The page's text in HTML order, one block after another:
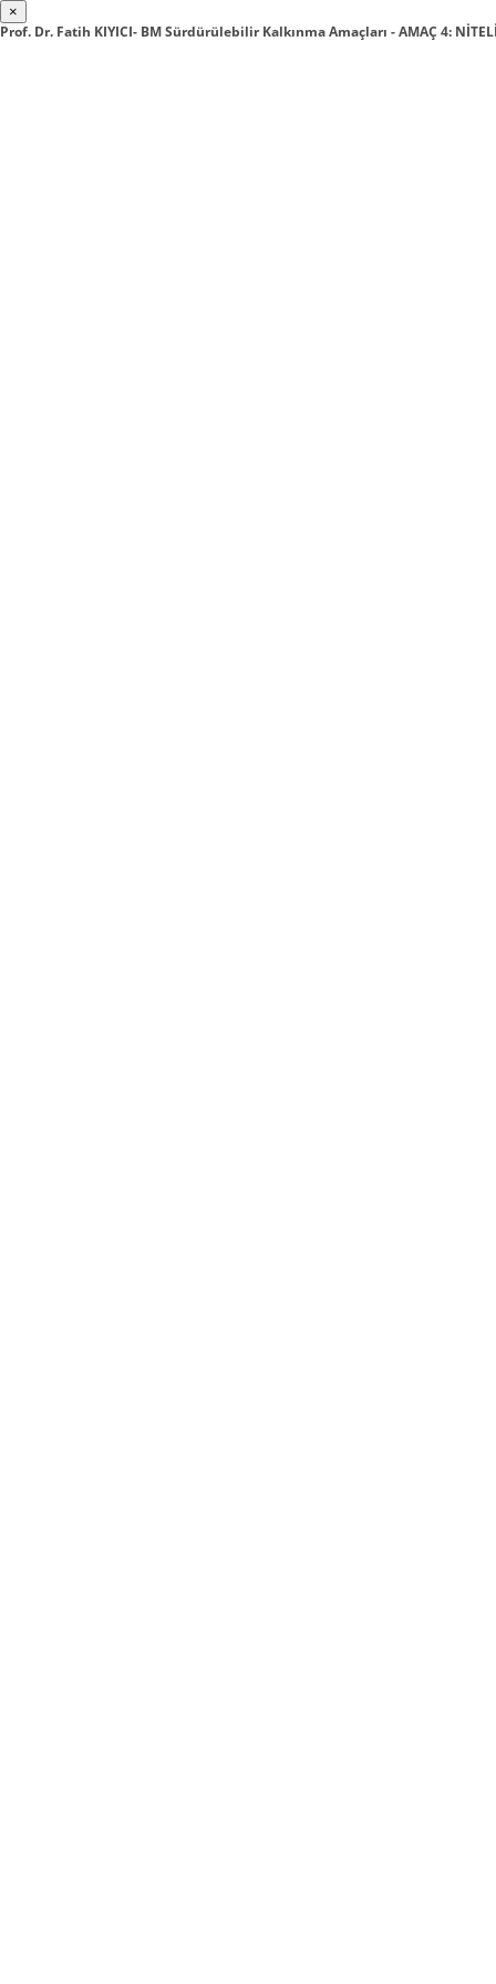
×
Prof. Dr. Fatih KIYICI- BM Sürdürülebilir Kalkınma Amaçları - AMAÇ 4: